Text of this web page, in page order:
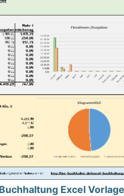
Buchhaltung Excel Vorlage